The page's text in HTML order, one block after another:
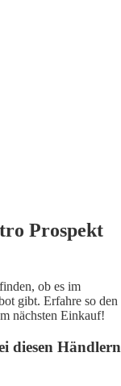
Prospekt
ob es im
gibt. Erfahre so den
nächsten Einkauf!
diesen Händlern